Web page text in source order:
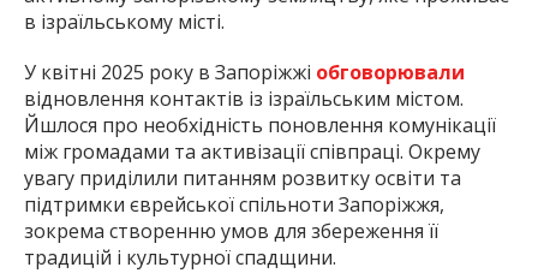
в ізраїльському місті.
У квітні 2025 року в Запоріжжі обговорювали
відновлення контактів із ізраїльським містом.
Йшлося про необхідність поновлення комунікації
між громадами та активізації співпраці. Окрему
увагу приділили питанням розвитку освіти та
підтримки єврейської спільноти Запоріжжя,
зокрема створенню умов для збереження її
традицій і культурної спадщини.